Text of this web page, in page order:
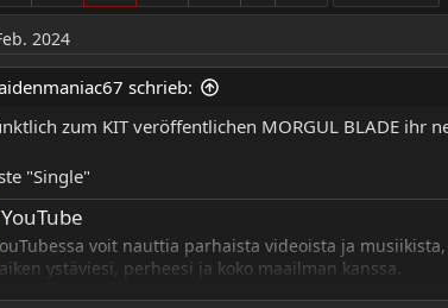
2024
schrieb:
zum KIT veröffentlichen MORGUL BLADE ihr
"Single"
voit nauttia parhaista videoista ja
ystäviesi, perheesi ja koko maailman kanssa.
www.youtube.com